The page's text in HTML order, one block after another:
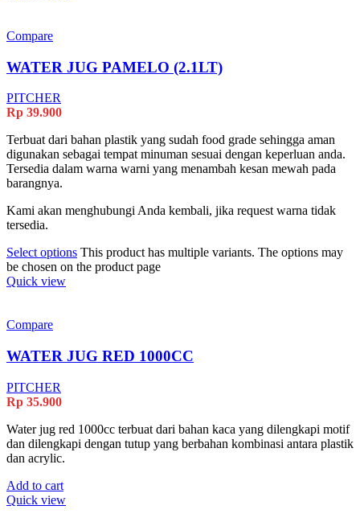
Compare
WATER JUG PAMELO (2.1LT)
PITCHER
Rp 39.900
Terbuat dari bahan plastik yang sudah food grade sehingga aman
digunakan sebagai tempat minuman sesuai dengan keperluan anda.
Tersedia dalam warna warni yang menambah kesan mewah pada
barangnya.
Kami akan menghubungi Anda kembali, jika request warna tidak
tersedia.
Select options This product has multiple variants. The options may
be chosen on the product page
Quick view
Compare
WATER JUG RED 1000CC
PITCHER
Rp 35.900
Water jug red 1000cc terbuat dari bahan kaca yang dilengkapi motif
dan dilengkapi dengan tutup yang berbahan kombinasi antara plastik
dan acrylic.
Add to cart
Quick view